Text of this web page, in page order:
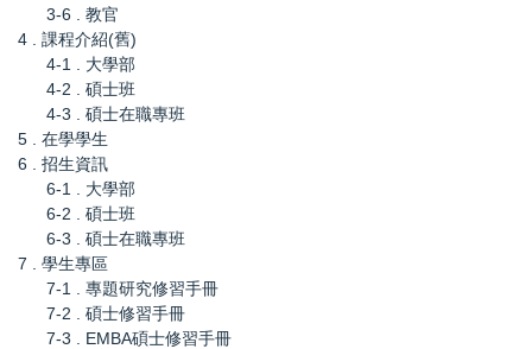
3-6 . 教官
4 . 課程介紹(舊)
4-1 . 大學部
4-2 . 碩士班
4-3 . 碩士在職專班
5 . 在學學生
6 . 招生資訊
6-1 . 大學部
6-2 . 碩士班
6-3 . 碩士在職專班
7 . 學生專區
7-1 . 專題研究修習手冊
7-2 . 碩士修習手冊
7-3 . EMBA碩士修習手冊